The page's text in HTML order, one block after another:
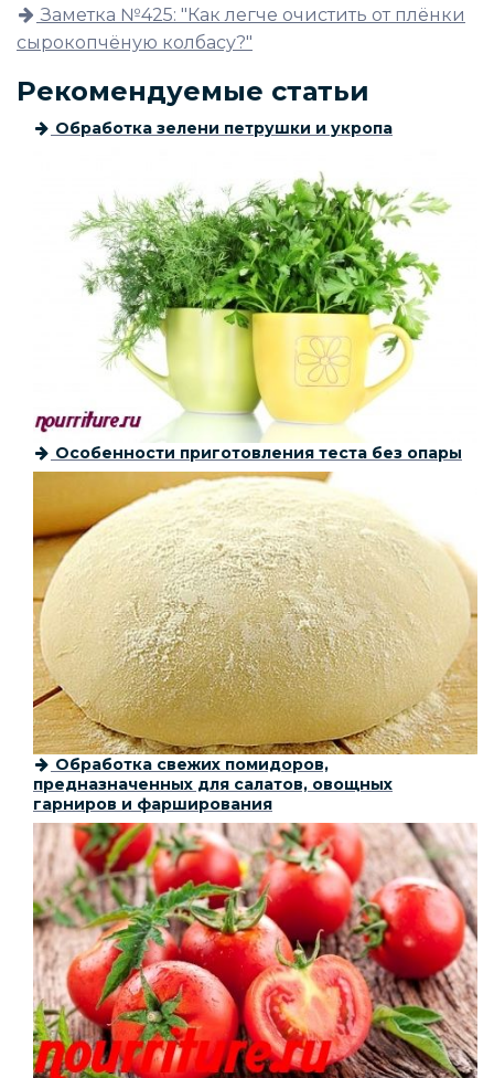
Заметка №425: "Как легче очистить от плёнки
сырокопчёную колбасу?"
Рекомендуемые статьи
Обработка зелени петрушки и укропа
Особенности приготовления теста без опары
Обработка свежих помидоров,
предназначенных для салатов, овощных
гарниров и фарширования